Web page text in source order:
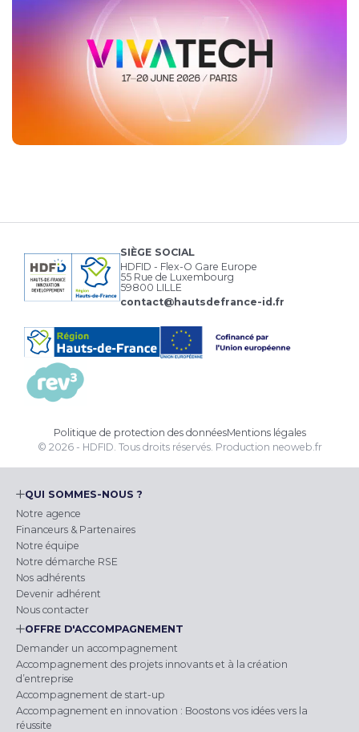
SIÈGE SOCIAL
HDFID - Flex-O Gare Europe
55 Rue de Luxembourg
59800 LILLE
contact@hautsdefrance-id.fr
Politique de protection des donnéesMentions légales
© 2026 - HDFID. Tous droits réservés. Production neoweb.fr
QUI SOMMES-NOUS ?
Notre agence
Financeurs & Partenaires
Notre équipe
Notre démarche RSE
Nos adhérents
Devenir adhérent
Nous contacter
OFFRE D'ACCOMPAGNEMENT
Demander un accompagnement
Accompagnement des projets innovants et à la création
d’entreprise
Accompagnement de start-up
Accompagnement en innovation : Boostons vos idées vers la
réussite